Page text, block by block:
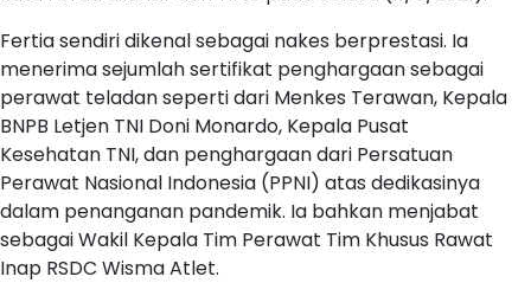
Fertia sendiri dikenal sebagai nakes berprestasi. Ia
menerima sejumlah sertifikat penghargaan sebagai
perawat teladan seperti dari Menkes Terawan, Kepala
BNPB Letjen TNI Doni Monardo, Kepala Pusat
Kesehatan TNI, dan penghargaan dari Persatuan
Perawat Nasional Indonesia (PPNI) atas dedikasinya
dalam penanganan pandemik. Ia bahkan menjabat
sebagai Wakil Kepala Tim Perawat Tim Khusus Rawat
Inap RSDC Wisma Atlet.